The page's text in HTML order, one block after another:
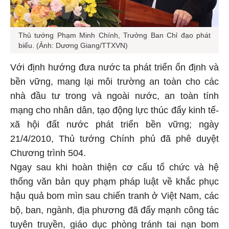
Thủ tướng Phạm Minh Chính, Trưởng Ban Chỉ đạo phát
biểu. (Ảnh: Dương Giang/TTXVN)
Với định hướng đưa nước ta phát triển ổn định và
bền vững, mang lại môi trường an toàn cho các
nhà đầu tư trong và ngoài nước, an toàn tính
mạng cho nhân dân, tạo động lực thúc đẩy kinh tế-
xã hội đất nước phát triển bền vững; ngày
21/4/2010, Thủ tướng Chính phủ đã phê duyệt
Chương trình 504.
Ngay sau khi hoàn thiện cơ cấu tổ chức và hệ
thống văn bản quy phạm pháp luật về khắc phục
hậu quả bom mìn sau chiến tranh ở Việt Nam, các
bộ, ban, ngành, địa phương đã đẩy mạnh công tác
tuyên truyền, giáo dục phòng tránh tai nạn bom